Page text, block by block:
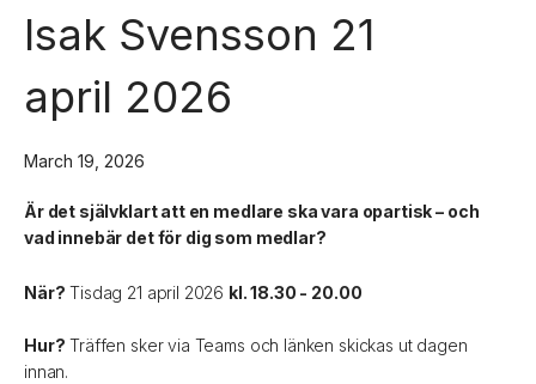
Isak Svensson 21
april 2026
March 19, 2026
Är det självklart att en medlare ska vara opartisk – och
vad innebär det för dig som medlar?
När? Tisdag 21 april 2026 kl. 18.30 - 20.00
Hur? Träffen sker via Teams och länken skickas ut dagen
innan.